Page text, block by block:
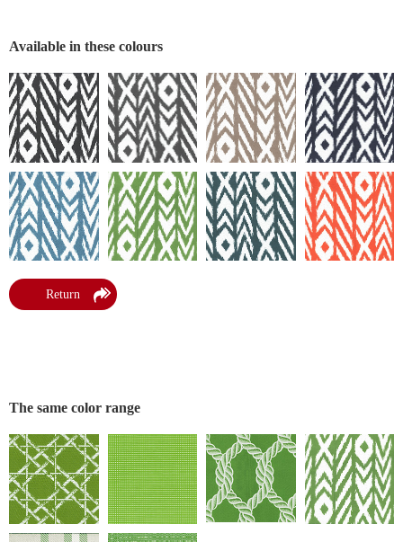
Available in these colours
Return
The same color range